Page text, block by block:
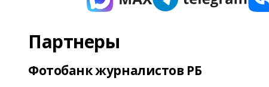
Партнеры
Фотобанк журналистов РБ